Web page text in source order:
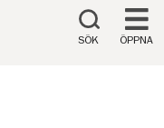
SÖK ÖPPNA